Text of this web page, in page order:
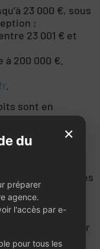
23 000 €, sous
;
23 001 € et
200 000 €.
sont en
application
de parts cédées
une société à
dû par le vendeur
×
du
préparer
agence.
l'accès par e-
pour tous les